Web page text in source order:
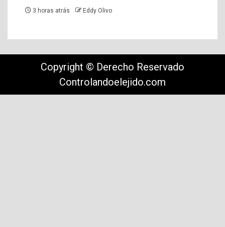
3 horas atrás Eddy Olivo
Copyright © Derecho Reservado
Controlandoelejido.com